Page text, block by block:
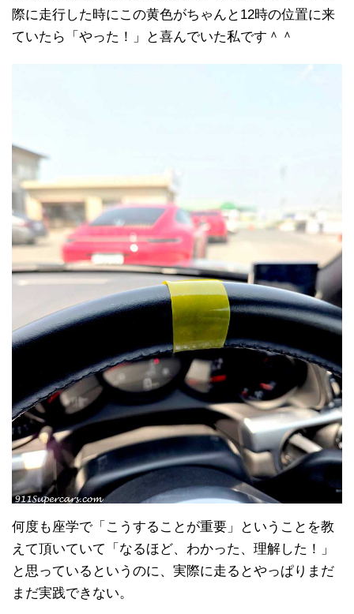
際に走行した時にこの黄色がちゃんと12時の位置に来
ていたら「やった！」と喜んでいた私です＾＾
何度も座学で「こうすることが重要」ということを教
えて頂いていて「なるほど、わかった、理解した！」
と思っているというのに、実際に走るとやっぱりまだ
まだ実践できない。